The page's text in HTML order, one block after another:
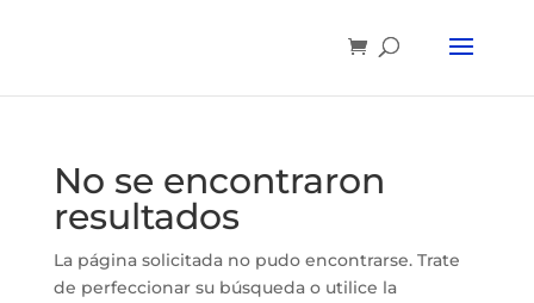
No se encontraron
resultados
La página solicitada no pudo encontrarse. Trate
de perfeccionar su búsqueda o utilice la